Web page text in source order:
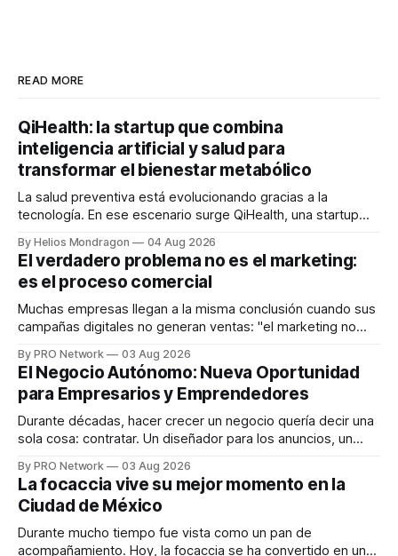
READ MORE
QiHealth: la startup que combina
inteligencia artificial y salud para
transformar el bienestar metabólico
La salud preventiva está evolucionando gracias a la
tecnología. En ese escenario surge QiHealth, una startup
dispositivos inteligentes, inteligencia artificial y monitoreo
en tiempo real para ayudar a las personas a tomar mejores
decisiones sobre su salud metabólica. Su propuesta busca
responder
By Helios Mondragon 04 Aug 2026
El verdadero problema no es el marketing:
es el proceso comercial
Muchas empresas llegan a la misma conclusión cuando sus
campañas digitales no generan ventas: "el marketing no
INTERIUS, el problema suele estar en otro lugar. Durante
una entrevista para el podcast SER PRO, el especialista en
marketing digital explicó que
By PRO Network 03 Aug 2026
El Negocio Autónomo: Nueva Oportunidad
para Empresarios y Emprendedores
Durante décadas, hacer crecer un negocio quería decir una
sola cosa: contratar. Un diseñador para los anuncios, un
para los textos, alguien que supiera de publicidad digital
para encontrar prospectos, un vendedor para atender
llamadas y mensajes, y —con suerte— una persona
By PRO Network 03 Aug 2026
La focaccia vive su mejor momento en la
Ciudad de México
Durante mucho tiempo fue vista como un pan de
acompañamiento. Hoy, la focaccia se ha convertido en uno